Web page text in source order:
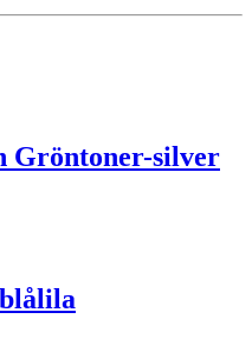
Gröntoner-silver